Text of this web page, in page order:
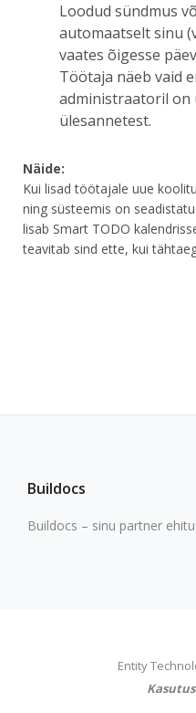
Loodud sündmus
automaatselt sinu
vaates õigesse
Töötaja näeb vaid
administraatoril on
ülesannetest.
Näide:
Kui lisad töötajale uue
ning süsteemis on
lisab Smart TODO
teavitab sind ette, kui
Buildocs
Buildocs – sinu partner
Entity